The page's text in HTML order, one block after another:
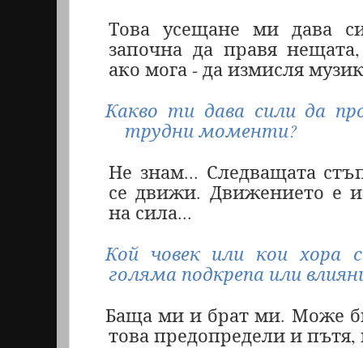
Това усещане ми дава
започна да правя
ако мога - да измисля
Какво ти дава сили да
трудни моменти?
Не знам... Следващата
се движи. Движението е
на сила...
Кой човек или кои хора
голяма подкрепа или
Баща ми и брат ми. Може
това предопредели и